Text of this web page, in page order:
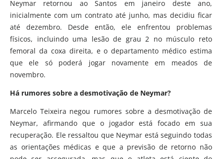
Neymar retornou ao Santos em janeiro deste ano,
inicialmente com um contrato até junho, mas decidiu ficar
até dezembro. Desde então, ele enfrentou problemas
físicos, incluindo uma lesão de grau 2 no músculo reto
femoral da coxa direita, e o departamento médico estima
que ele só poderá jogar novamente em meados de
novembro.
Há rumores sobre a desmotivação de Neymar?
Marcelo Teixeira negou rumores sobre a desmotivação de
Neymar, afirmando que o jogador está focado em sua
recuperação. Ele ressaltou que Neymar está seguindo todas
as orientações médicas e que a previsão de retorno não